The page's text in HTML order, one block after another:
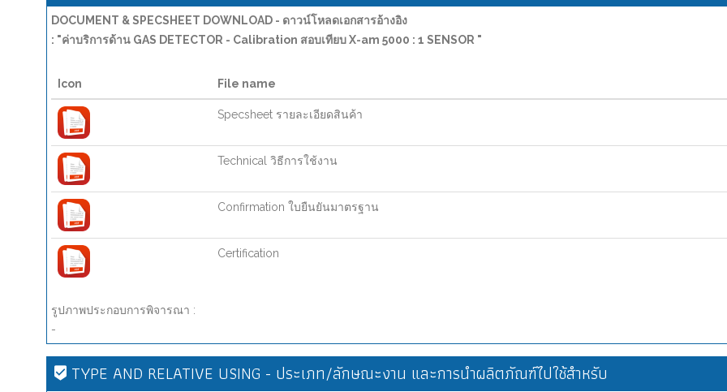
DOCUMENT & SPECSHEET DOWNLOAD - ดาวน์โหลดเอกสารอ้างอิง
: "ค่าบริการด้าน GAS DETECTOR - Calibration สอบเทียบ X-am 5000 : 1 SENSOR "
Icon File name
Specsheet รายละเอียดสินค้า
Technical วิธีการใช้งาน
Confirmation ใบยืนยันมาตรฐาน
Certification
รูปภาพประกอบการพิจารณา :
-
TYPE AND RELATIVE USING - ประเภท/ลักษณะงาน และการนำผลิตภัณฑ์ไปใช้สำหรับ